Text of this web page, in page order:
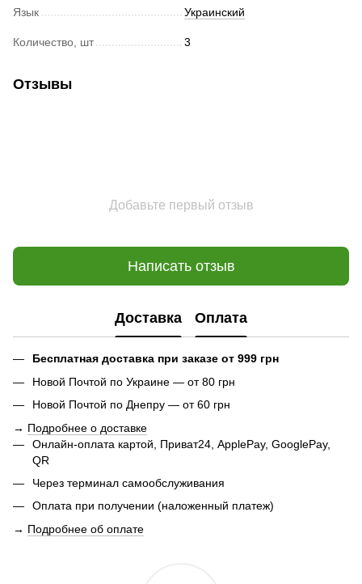
Язык Украинский
Количество, шт 3
Отзывы
Добавьте первый отзыв
Написать отзыв
Доставка Оплата
Бесплатная доставка при заказе от 999 грн
Новой Почтой по Украине — от 80 грн
Новой Почтой по Днепру — от 60 грн
→ Подробнее о доставке
Онлайн-оплата картой, Приват24, ApplePay, GooglePay,
QR
Через терминал самообслуживания
Оплата при получении (наложенный платеж)
→ Подробнее об оплате